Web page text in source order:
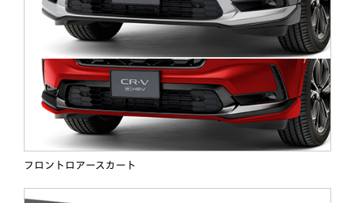
フロントロアースカート